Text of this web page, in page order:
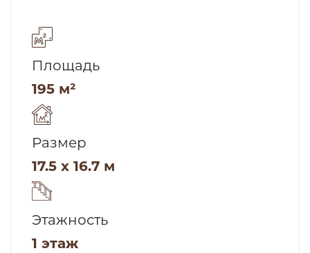
Площадь
195 м²
Размер
17.5 x 16.7 м
Этажность
1 этаж